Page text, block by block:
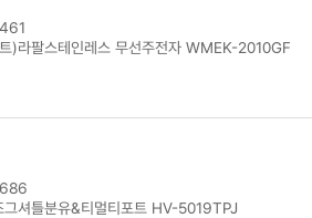
)라팔스테인레스 무선주전자 WMEK-2010GF
그셔틀분유&티멀티포트 HV-5019TPJ